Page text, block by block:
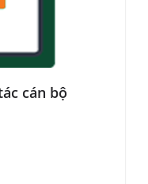
cán bộ